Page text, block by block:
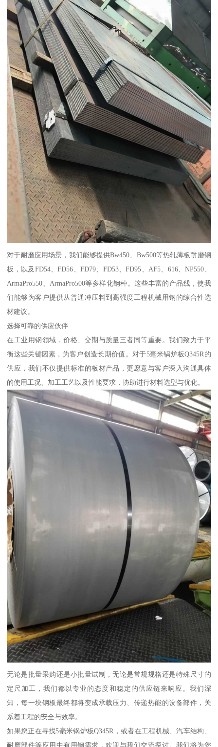
对于耐磨应用场景，我们能够提供Bw450、Bw500等热轧薄板耐磨钢
板，以及FD54、FD56、FD79、FD53、FD95、AF5、616、NP550、
ArmaPro550、ArmaPro500等多样化钢种。这些丰富的产品线，使我
们能够为客户提供从普通冲压料到高强度工程机械用钢的综合性选
材建议。
选择可靠的供应伙伴
在工业用钢领域，价格、交期与质量三者同等重要。我们致力于平
衡这些关键因素，为客户创造长期价值。对于5毫米锅炉板Q345R的
供应，我们不仅提供标准的板材产品，更愿意与客户深入沟通具体
的使用工况、加工工艺以及性能要求，协助进行材料选型与优化。
无论是批量采购还是小批量试制，无论是常规规格还是特殊尺寸的
定尺加工，我们都以专业的态度和稳定的供应链来响应。我们深
知，每一块钢板最终都将变成承载压力、传递热能的设备部件，关
系着工程的安全与效率。
如果您正在寻找5毫米锅炉板Q345R，或者在工程机械、汽车结构、
耐磨部件等应用中有用钢需求，欢迎与我们交流探讨。我们将为您